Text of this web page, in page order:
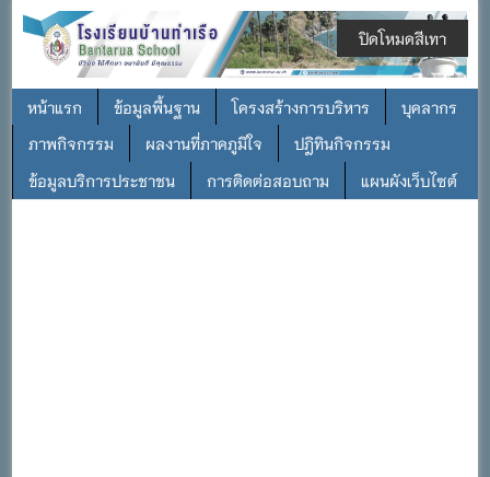
หน้าแรก ข้อมูลพื้นฐาน โครงสร้างการบริหาร
บุคลากร
ภาพกิจกรรม
ผลงานที่ภาคภูมิใจ
ปฎิทินกิจกรรม
ข้อมูลบริการประชาชน
การติดต่อสอบถาม แผนผังเว็บไซต์
ปิดโหมดสีเทา